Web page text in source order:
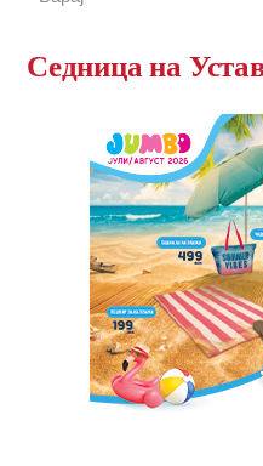
Седница на